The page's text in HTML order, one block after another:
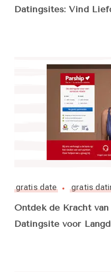
Datingsites: Vind
gratis date gratis
Ontdek de Kracht van
Datingsite voor